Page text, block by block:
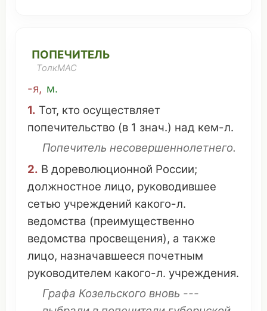
ПОПЕЧИТЕЛЬ
ТолкМАС
-я, м.
1. Тот, кто осуществляет
попечительство (в 1 знач.) над кем-л.
Попечитель несовершеннолетнего.
2. В дореволюционной России;
должностное лицо, руководившее
сетью учреждений какого-л.
ведомства (преимущественно
ведомства просвещения), а также
лицо, назначавшееся почетным
руководителем какого-л. учреждения.
Графа Козельского вновь ---